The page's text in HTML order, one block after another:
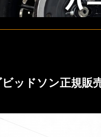
ッドソン正規販